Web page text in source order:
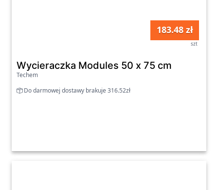
183.48 zł
szt
Wycieraczka Modules 50 x 75 cm
Techem
Do darmowej dostawy brakuje 316.52zł